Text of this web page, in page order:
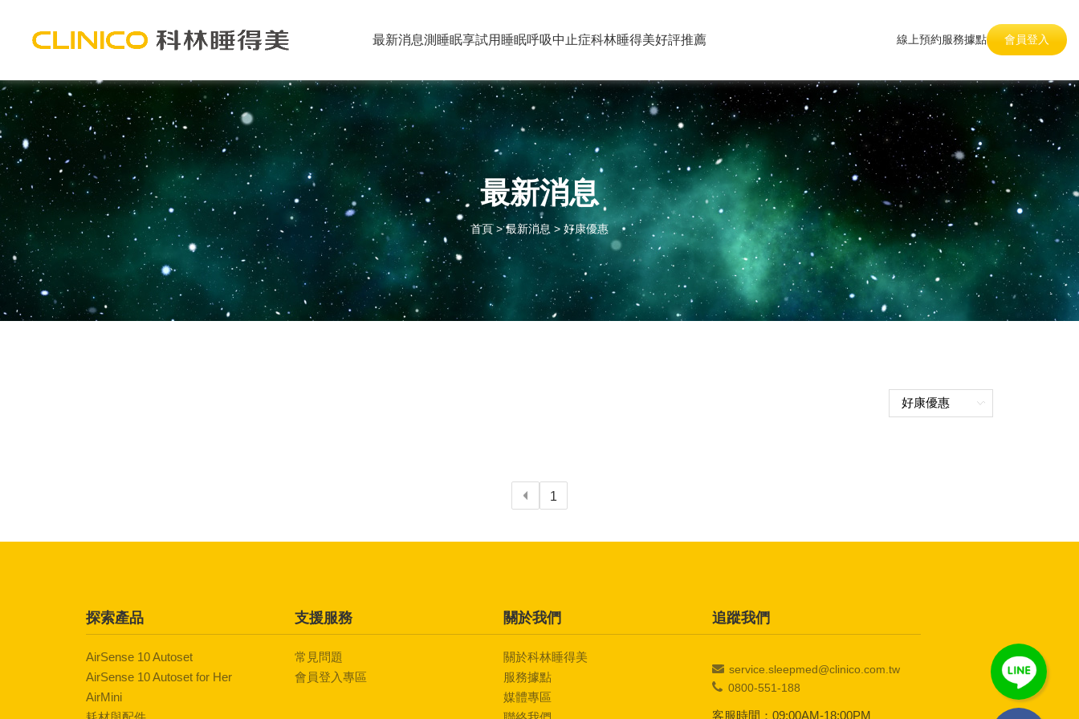
最新消息測睡眠享試用 睡眠呼吸中止症科林睡得美好評推薦 線上預約服務據點 會員登入
最新消息
首頁>最新消息 > 好康優惠
1
探索產品
AirSense 10 Autoset
AirSense 10 Autoset for Her
AirMini
支援服務
常見問題
會員登入專區
關於我們
關於科林睡得美
服務據點
媒體專區
追蹤我們
service.sleepmed@clinico.com.tw
0800-551-188
客服時間：09:00AM-18:00PM